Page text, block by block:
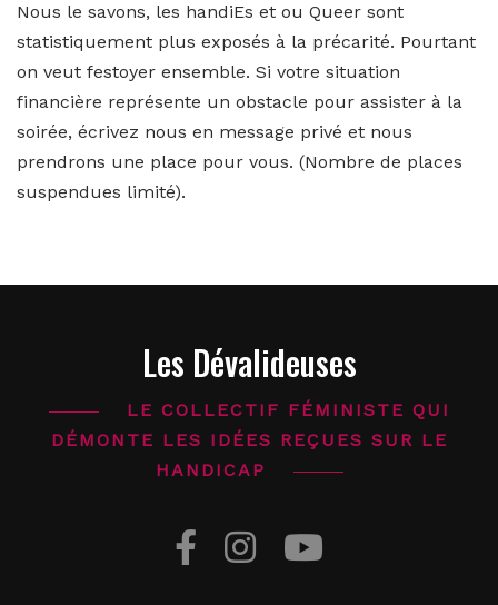
Nous le savons, les handiEs et ou Queer sont
statistiquement plus exposés à la précarité. Pourtant
on veut festoyer ensemble. Si votre situation
financière représente un obstacle pour assister à la
soirée, écrivez nous en message privé et nous
prendrons une place pour vous. (Nombre de places
suspendues limité).
Les Dévalideuses
LE COLLECTIF FÉMINISTE QUI
DÉMONTE LES IDÉES REÇUES SUR LE
HANDICAP